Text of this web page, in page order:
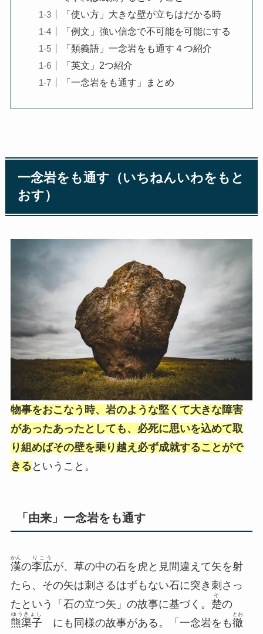
「使い方」大きな壁が立ちはだかる時
「例文」強い信念で不可能を可能にする
「類義語」一念岩をも通す４つ紹介
「英文」2つ紹介
「一念岩をも通す」まとめ
一念岩をも通す（いちねんいわをもと
おす）
物事をおこなう時、岩のような堅くて大きな障害
があったあったとしても、必死に思いを込めて取
り組めばその壁を乗り越え必ず成就することがで
きる ということ。
「由来」一念岩をも通す
漢
かん
の李広
りこう
が、草の中の石を虎と見間違えて矢を射
たら、その矢は刺さるはずもない石に突き刺さっ
たという「石の立つ矢」の故事に基づく。 楚
そ
の
熊渠子
ゆうきょし
にも同様の故事がある。「一念岩をも徹
とお